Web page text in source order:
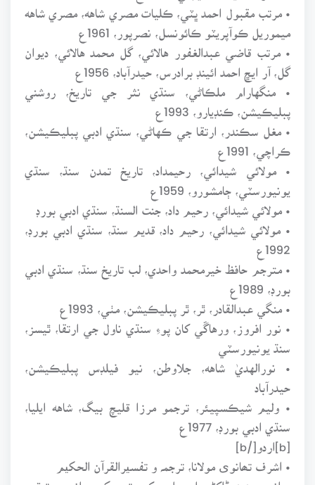
• مرتب مقبول احمد ڀٽي، ڪليات مصري شاهه، مصري شاهه
ميموريل ڪوآپريٽو ڪائونسل، نصرپور، 1961ع
• مرتب قاضي عبدالغفور هالائي، گل محمد هالائي، ديوان
گل، آر ايڇ احمد ائينڊ برادرس، حيدرآباد، 1956ع
• منگهارام ملڪاڻي، سنڌي نثر جي تاريخ، روشني
پبليڪيشن، ڪنڊيارو، 1993ع
• مغل سڪندر، ارتقا جي ڪهاڻي، سنڌي ادبي پبليڪيشن،
ڪراچي، 1991ع
• مولائي شيدائي، رحيمداد، تاريخ تمدن سنڌ، سنڌي
يونيورسٽي، ڄامشورو، 1959ع
• مولائي شيدائي، رحيم داد، جنت السنڌ، سنڌي ادبي بورڊ
• مولائي شيدائي، رحيم داد، قديم سنڌ، سنڌي ادبي بورڊ،
1992ع
• مترجم حافظ خيرمحمد واحدي، لب تاريخ سنڌ، سنڌي ادبي
• منگي عبدالقادر، ٿر، ٿر پبليڪيشن، مٺي، 1993ع
• نور افروز، ورهاڱي کان پوءِ سنڌي ناول جي ارتقا، ٿيسز،
سنڌ يونيورسٽي
• نورالهديٰ شاهه، جلاوطن، نيو فيلڊس پبليڪيشن،
حيدرآباد
• وليم شيڪسپيئر، ترجمو مرزا قليچ بيگ، شاهه ايليا،
سنڌي ادبي بورڊ، 1977ع
[b]اردو[/b]
• اشرف تھانوی مولانا، ترجمہ و تفسیرالقرآن الحکیم
• انور سدید ڈاکٹر، اردو ادب کی تحریکیں، انجمن ترقی